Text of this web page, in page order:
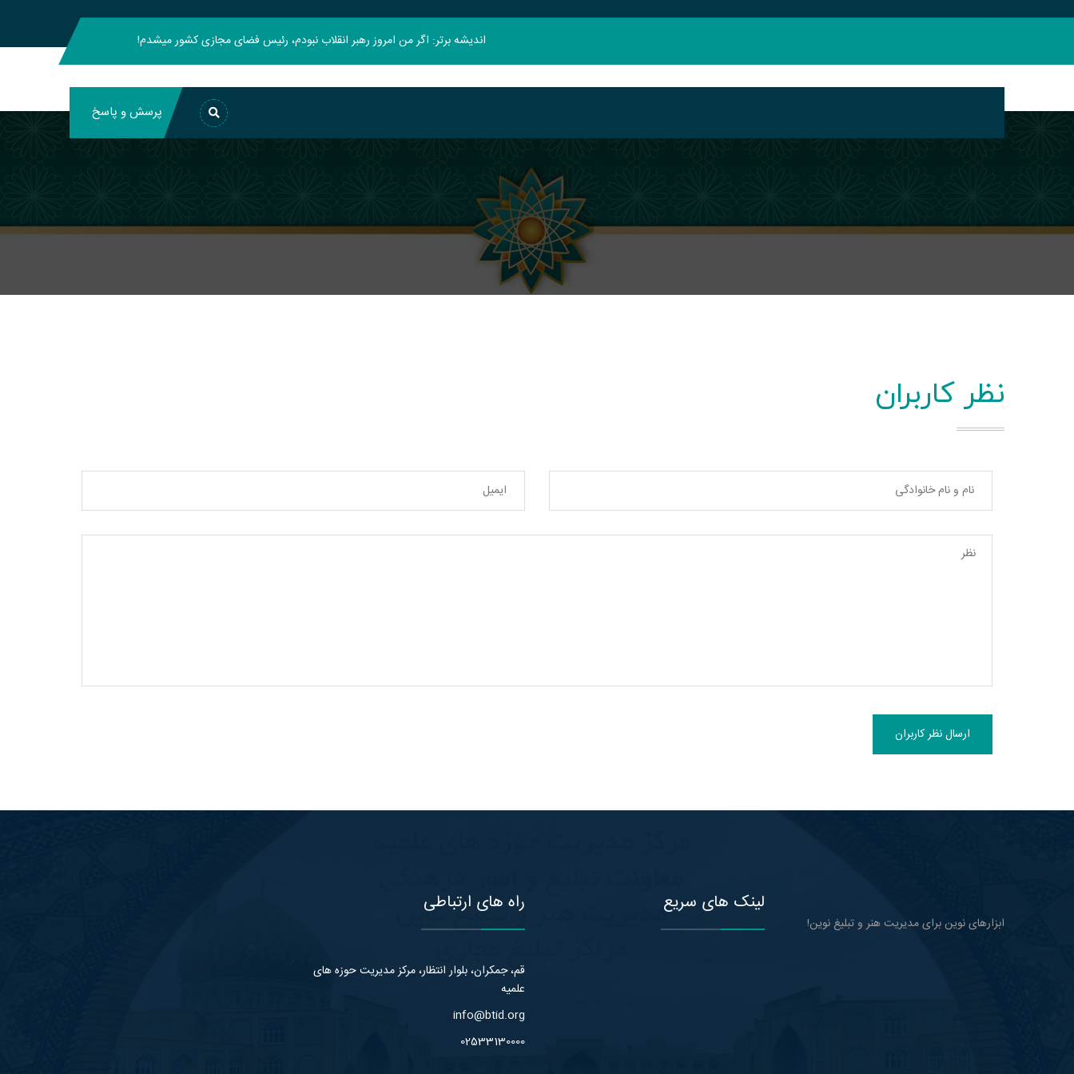
بانک محتوای مراکز تبلیغ مجازی حوزه های علمیه
اندیشه برتر: اگر من امروز رهبر انقلاب نبودم، رئیس فضای مجازی کشور میشدم!
پرسش و پاسخ
نظر کاربران
ارسال نظر کاربران
ابزارهای نوین برای مدیریت هنر و تبلیغ نوین!
لینک های سریع راه های ارتباطی
قم، جمکران، بلوار انتظار، مرکز مدیریت حوزه های
علمیه
info@btid.org
02533130000